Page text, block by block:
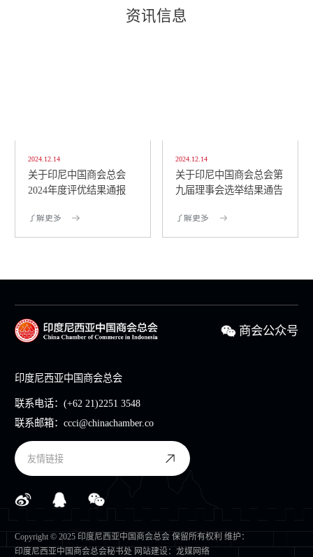
资讯信息
2024.12.14
关于印尼中国商会总会
2024年度评优结果通报
了解更多
2024.12.14
关于印尼中国商会总会第
九届理事会选举结果通告
了解更多
商会公众号
印度尼西亚中国商会总会
联系电话： (+62 21)2251 3548
联系邮箱： ccci@chinachamber.co
友情链接
Copyright © 2025 印度尼西亚中国商会总会 保留所有权利 维护：
印度尼西亚中国商会总会秘书处 网站建设： 龙媒网络